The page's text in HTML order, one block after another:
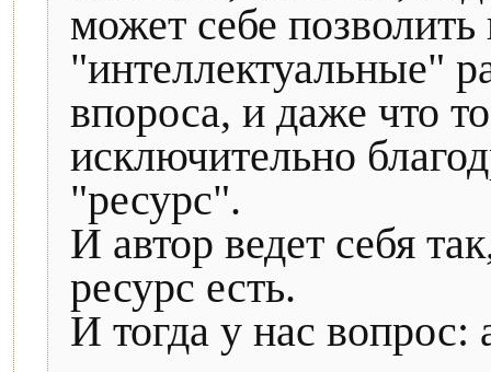
может себе
"интеллектуальные"
впороса, и даже что
исключительно
"ресурс".
И автор ведет себя
ресурс есть.
И тогда у нас вопрос: